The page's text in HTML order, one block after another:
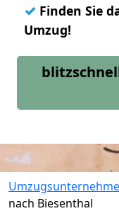
✓ Finden Sie
Umzug!
nach Biesenthal